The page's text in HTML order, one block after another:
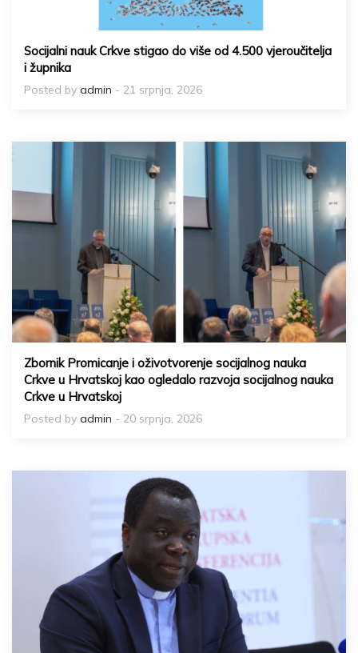
Socijalni nauk Crkve stigao do više od 4.500 vjeroučitelja
i župnika
Posted by admin - 21 srpnja, 2026
Zbornik Promicanje i oživotvorenje socijalnog nauka
Crkve u Hrvatskoj kao ogledalo razvoja socijalnog nauka
Crkve u Hrvatskoj
Posted by admin - 20 srpnja, 2026